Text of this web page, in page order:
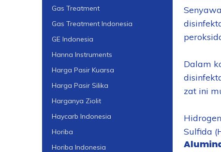
Dalam
zat ini
Sulfida
Gas Treatment
Gas Treatment Indonesia
GE Indonesia
Hanna Instruments
Harga Pasir Kuarsa
Harga Pasir Silika
Harganya Ziolit
Haycarb Indonesia
Horiba
Horiba Indonesia